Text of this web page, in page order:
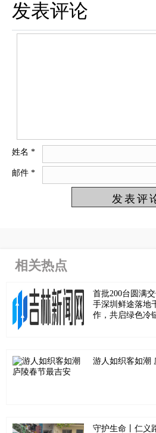
发表评论
姓名 *
邮件 *
相关热点
首批200台圆满
手深圳鲜途落地
作，共启绿色冷
游人如织客如潮
守护生命丨仁义